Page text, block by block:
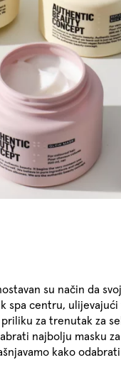
su način da
spa centru,
za trenutak za
najbolju masku
kako